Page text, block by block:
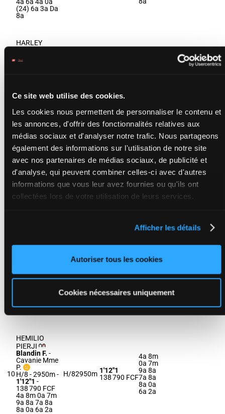
Ce site web utilise des cookies.
Les cookies nous permettent de personnaliser le contenu et
les annonces, d'offrir des fonctionnalités relatives aux
médias sociaux et d'analyser notre trafic. Nous partageons
également des informations sur l'utilisation de notre site
avec nos partenaires de médias sociaux, de publicité et
d'analyse, qui peuvent combiner celles-ci avec d'autres
informations que vous leur avez fournies ou qu'ils ont
collectées lors de votre utilisation de leurs services.
Afficher les détails
Autoriser tous les cookies
Cookies nécessaires uniquement
(24) 6a 3a Da
8a
HARLEY
Thomas A.
7a 6m 2m Da
Da 5a Da 2a
5a 2a
8
HELIOS
D'ANCLEMAX
Hubert A.-
Hubert A.
H/9 - 2950m-
1'12"8-
7a 7a 3a 3a
2950m
1'12"8
137 665 FCF
7a 7a
3a 3a
3a 2a
(24) 2a
4a 1a
Da 0a
3a
9
HORN
1'13"2-
H/92950m 1'13"2
4a 0a
3a 2a
(24) Da
5a 2a
10
HEMILIO
PIERJI
Blandin F. -
Cavanie Mme
P.
H/8 - 2950m-
1'12"1 -
138 790 FCF
4a 8m 0a 7m
9a 8a 7a 8a
8a 0a 6a 2a
H/82950m 1'12"1
138 790 FCF
4a 8m
0a 7m
9a 8a
7a 8a
8a 0a
6a 2a